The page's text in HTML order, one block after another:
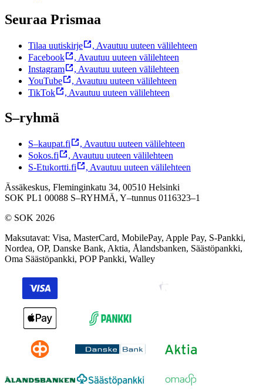
Seuraa Prismaa
Tilaa uutiskirje , Avautuu uuteen välilehteen
Facebook
, Avautuu uuteen välilehteen
Instagram
, Avautuu uuteen välilehteen
YouTube
, Avautuu uuteen välilehteen
TikTok
, Avautuu uuteen välilehteen
S–ryhmä
S–kaupat.fi , Avautuu uuteen välilehteen
Sokos.fi
, Avautuu uuteen välilehteen
S-Etukortti.fi
, Avautuu uuteen välilehteen
Ässäkeskus, Fleminginkatu 34, 00510 Helsinki
SOK PL1 00088 S–RYHMÄ, Y–tunnus 0116323–1
© SOK 2026
Maksutavat: Visa, MasterCard, MobilePay, Apple Pay, S-Pankki,
Nordea, OP, Danske Bank, Aktia, Ålandsbanken, Säästöpankki,
Oma Säästöpankki, POP Pankki, Walley